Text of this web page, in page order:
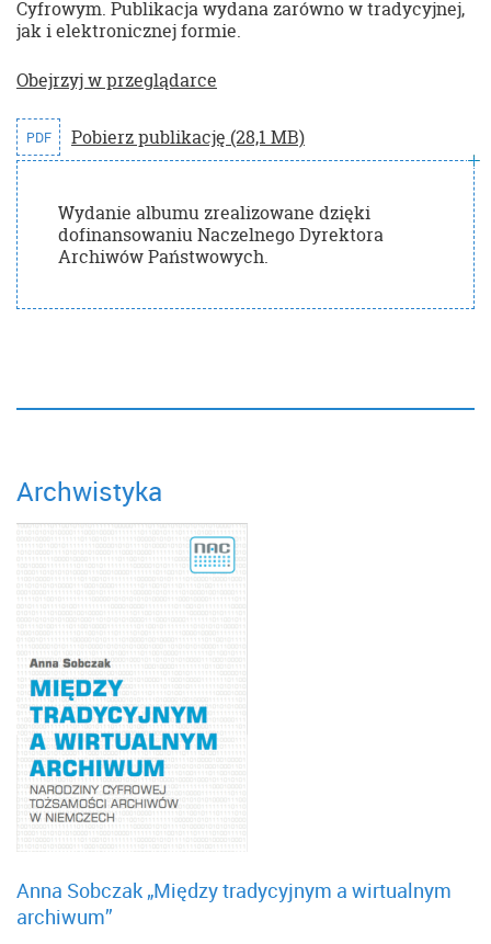
Cyfrowym. Publikacja wydana zarówno w tradycyjnej,
jak i elektronicznej formie.
Obejrzyj w przeglądarce
PDF Pobierz publikację (28,1 MB)
Wydanie albumu zrealizowane dzięki
dofinansowaniu Naczelnego Dyrektora
Archiwów Państwowych.
Archwistyka
Anna Sobczak „Między tradycyjnym a wirtualnym
archiwum”